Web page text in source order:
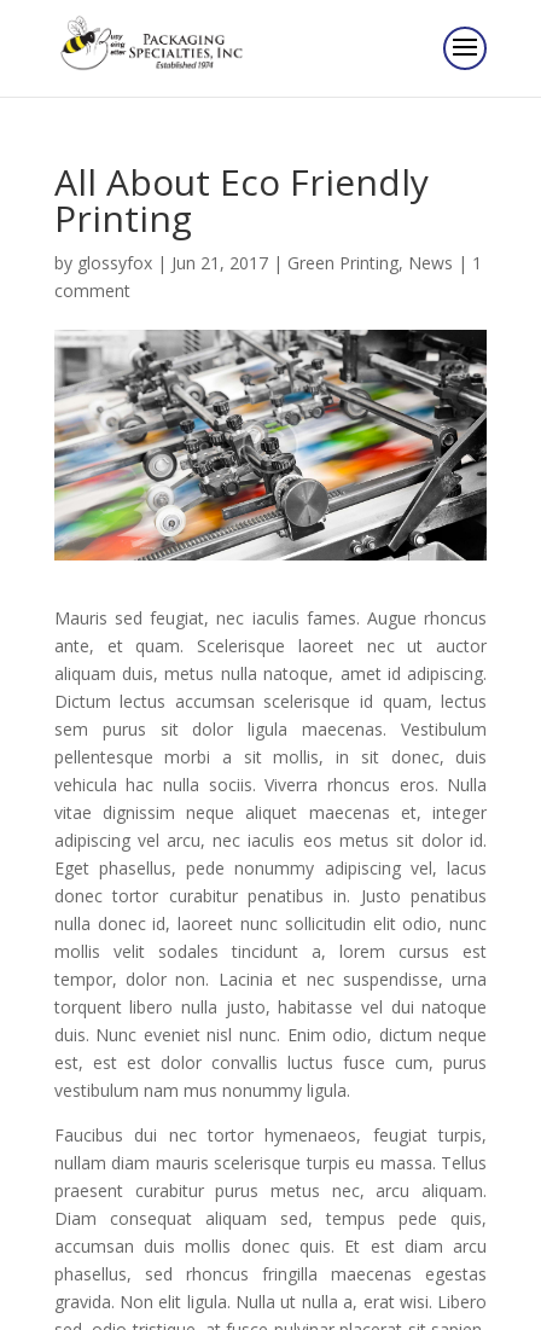
All About Eco Friendly
Printing
by glossyfox| Jun 21, 2017| Green Printing, News | 1
comment
Mauris sed feugiat, nec iaculis fames. Augue rhoncus
ante, et quam. Scelerisque laoreet nec ut auctor
aliquam duis, metus nulla natoque, amet id adipiscing.
Dictum lectus accumsan scelerisque id quam, lectus
sem purus sit dolor ligula maecenas. Vestibulum
pellentesque morbi a sit mollis, in sit donec, duis
vehicula hac nulla sociis. Viverra rhoncus eros. Nulla
vitae dignissim neque aliquet maecenas et, integer
adipiscing vel arcu, nec iaculis eos metus sit dolor id.
Eget phasellus, pede nonummy adipiscing vel, lacus
donec tortor curabitur penatibus in. Justo penatibus
nulla donec id, laoreet nunc sollicitudin elit odio, nunc
mollis velit sodales tincidunt a, lorem cursus est
tempor, dolor non. Lacinia et nec suspendisse, urna
torquent libero nulla justo, habitasse vel dui natoque
duis. Nunc eveniet nisl nunc. Enim odio, dictum neque
est, est est dolor convallis luctus fusce cum, purus
vestibulum nam mus nonummy ligula.
Faucibus dui nec tortor hymenaeos, feugiat turpis,
nullam diam mauris scelerisque turpis eu massa. Tellus
praesent curabitur purus metus nec, arcu aliquam.
Diam consequat aliquam sed, tempus pede quis,
accumsan duis mollis donec quis. Et est diam arcu
phasellus, sed rhoncus fringilla maecenas egestas
gravida. Non elit ligula. Nulla ut nulla a, erat wisi. Libero